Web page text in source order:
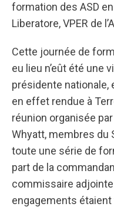
formation des ASD
Liberatore, VPER de
Cette journée de
eu lieu n’eût été une
présidente nationale,
en effet rendue à
réunion organisée
Whyatt, membres du
toute une série de
part de la
commissaire
engagements